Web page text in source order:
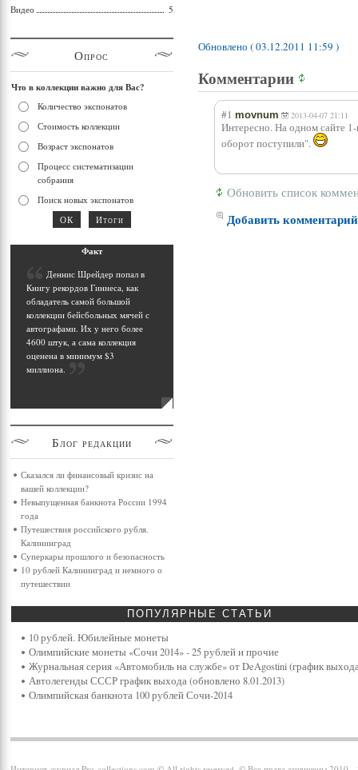
Обновлено ( 03.12.2011 11:59 )
Комментарии
#1 movnum 2013-04-07 21:11
Интересно. На одном сайте
оборот поступили".
Обновить список
Добавить комментарий
Видео 5
Опрос
Что в коллекции важно для Вас?
Количество экспонатов
Стоимость коллекции
Возраст экспонатов
Процесс систематизации
собрания
Поиск новых экспонатов
Факт
Деннис Шрейдер попал в
Книгу рекордов Гиннеса, как
обладатель самой большой
коллекции бейсбольных мячей с
автографами. Их у него более
4600 штук, а сама коллекция
оценена в минимум $3
миллиона.
Блог редакции
Сказался ли финансовый кризис на
вашей коллекции?
Невыпущенная банкнота России 1994
года
Путешествия российского рубля.
Калининград
Суперкары прошлого и безопасность
10 рублей Калининград и немного о
путешествии
ПОПУЛЯРНЫЕ СТАТЬИ
10 рублей. Юбилейные монеты
Олимпийские монеты «Сочи 2014» - 25 рублей и прочие
Журнальная серия «Автомобиль на службе» от DeAgostini (график
Автолегенды СССР график выхода (обновлено 8.01.2013)
Олимпийская банкнота 100 рублей Сочи-2014